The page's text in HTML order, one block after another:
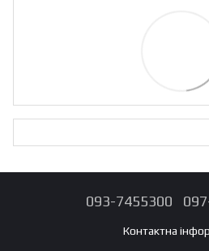
093-7455300
Контактна